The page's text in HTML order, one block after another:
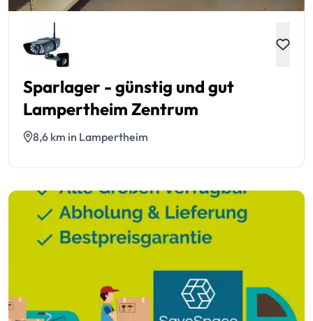
Sparlager - günstig und gut
Lampertheim Zentrum
8,6 km in Lampertheim